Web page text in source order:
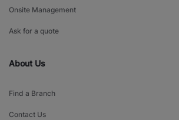
Onsite Management
Ask for a quote
About Us
Find a Branch
Contact Us